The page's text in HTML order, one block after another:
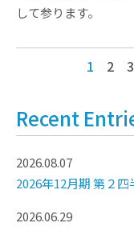
して参ります。
1 2 3
Recent
2026.08.07
2026年12月期 第２
2026.06.29